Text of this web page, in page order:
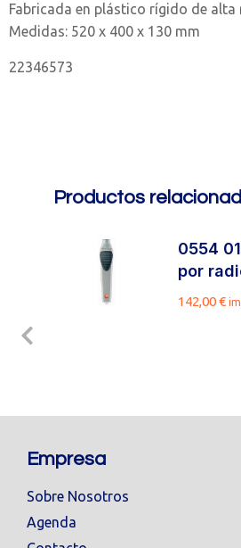
Fabricada en plástico rígido de alta
Medidas: 520 x 400 x 130 mm
22346573
Productos
0554
por
142,00€
Empresa
Sobre Nosotros
Agenda